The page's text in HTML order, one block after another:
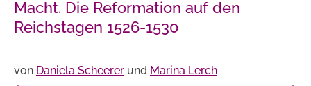
Macht. Die Reformation auf den
Reichstagen 1526-1530
von Daniela Scheerer und Marina Lerch